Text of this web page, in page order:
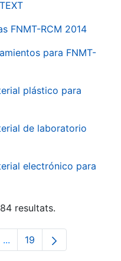
FNMT-RCM 2014
para FNMT-
plástico para
de laboratorio
electrónico para
resultats.
...Pàgines intermèdies
Pàgina
19